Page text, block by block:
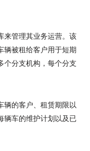
来管理其业务运营。该
辆被租给客户用于短期
个分支机构，每个分支
辆的客户、租赁期限以
辆车的维护计划以及已